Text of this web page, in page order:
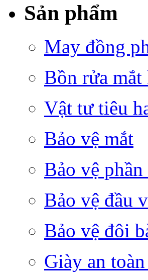
Sản phẩm
May đồng
Bồn rửa mắt
Vật tư tiêu
Bảo vệ mắt
Bảo vệ phần
Bảo vệ đầu
Bảo vệ đôi
Giày an